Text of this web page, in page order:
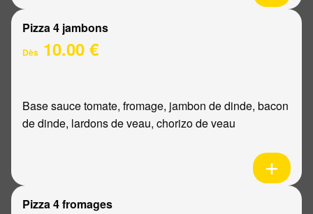
Pizza 4 jambons
Dès 10.00 €
Base sauce tomate, fromage, jambon de dinde, bacon
de dinde, lardons de veau, chorizo de veau
Pizza 4 fromages